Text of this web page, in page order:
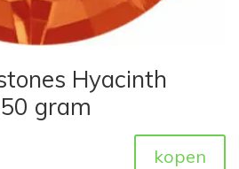
Hyacinth
gram
kopen